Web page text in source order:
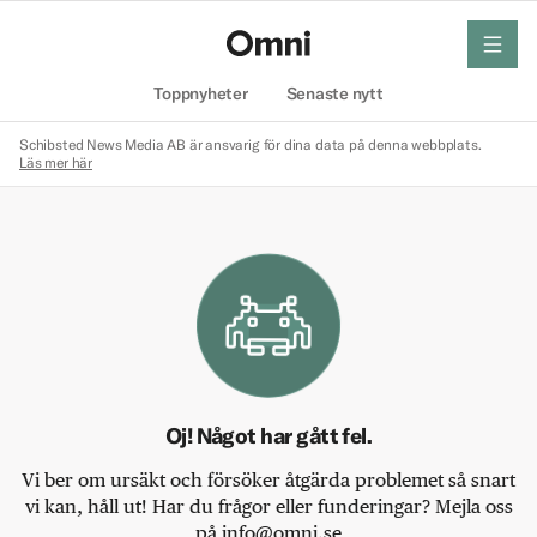
Toppnyheter Senaste nytt
meny
Schibsted News Media AB är ansvarig för dina data på denna webbplats.
Läs mer här
Oj! Något har gått fel.
Vi ber om ursäkt och försöker åtgärda problemet så snart
vi kan, håll ut! Har du frågor eller funderingar? Mejla oss